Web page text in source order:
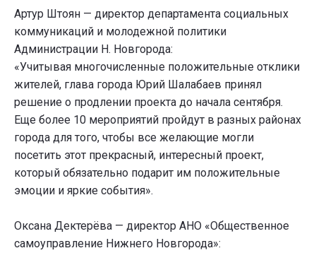
Артур Штоян — директор департамента социальных
коммуникаций и молодежной политики
Администрации Н. Новгорода:
«Учитывая многочисленные положительные отклики
жителей, глава города Юрий Шалабаев принял
решение о продлении проекта до начала сентября.
Еще более 10 мероприятий пройдут в разных районах
города для того, чтобы все желающие могли
посетить этот прекрасный, интересный проект,
который обязательно подарит им положительные
эмоции и яркие события».
Оксана Дектерёва — директор АНО «Общественное
самоуправление Нижнего Новгорода»: